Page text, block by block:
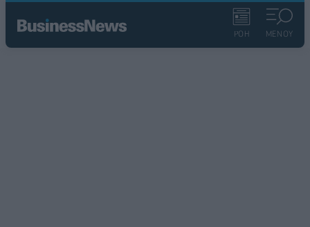
ΡΟΗ ΜΕΝΟΥ